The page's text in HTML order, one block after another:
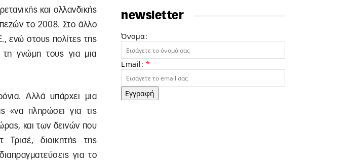
και ολλανδικής
το 2008. Στο άλλο
ενώ στους πολίτες της
γνώμη τους για μια
Αλλά υπάρχει μια
«να πληρώσει για τις
και των δεινών που
διοικητής της
για το
newsletter
Όνομα:
Email: *
Εγγραφή